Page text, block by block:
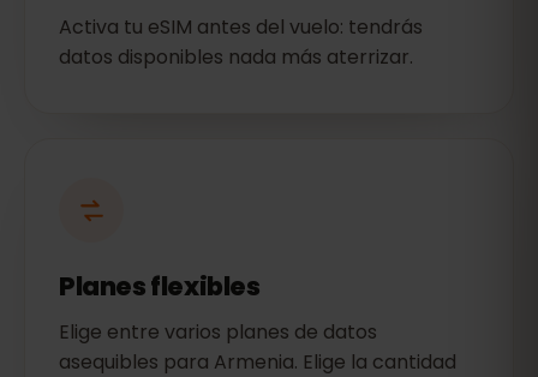
Activa tu eSIM antes del vuelo: tendrás
datos disponibles nada más aterrizar.
Planes flexibles
Elige entre varios planes de datos
asequibles para Armenia. Elige la cantidad